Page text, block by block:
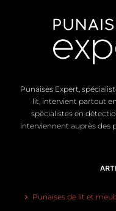
Punaises Expert,
lit, intervient partout
spécialistes en
interviennent auprès des
Punaises de lit et